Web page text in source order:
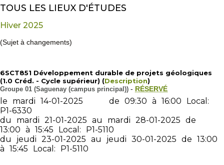
TOUS LES LIEUX D'ÉTUDES
Hiver 2025
(Sujet à changements)
6SCT851 Développement durable de projets géologiques
(1.0 Créd. - Cycle supérieur) (Description)
Groupe 01 (Saguenay (campus principal)) - RÉSERVÉ
le mardi 14-01-2025 de 09:30 à 16:00
Local:
P1-6330
du
mardi 21-01-2025 au mardi 28-01-2025 de
13:00 à 15:45 Local:
P1-5110
du
jeudi 23-01-2025 au jeudi 30-01-2025 de 13:00
à 15:45 Local: P1-5110